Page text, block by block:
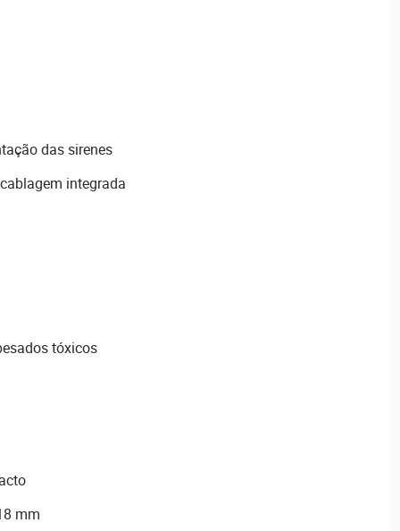
das sirenes
integrada
tóxicos
mm